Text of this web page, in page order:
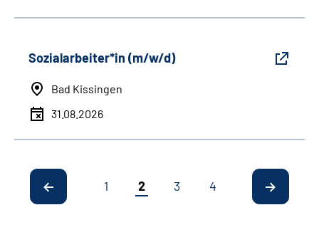
Sozialarbeiter*in (m/w/d)
Bad Kissingen
31.08.2026
1 2 3 4